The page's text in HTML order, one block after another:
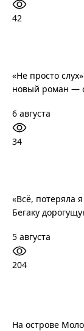
42
«Не просто
новый роман —
6 августа
34
«Всё, потеряла
Бегаку
5 августа
204
На острове